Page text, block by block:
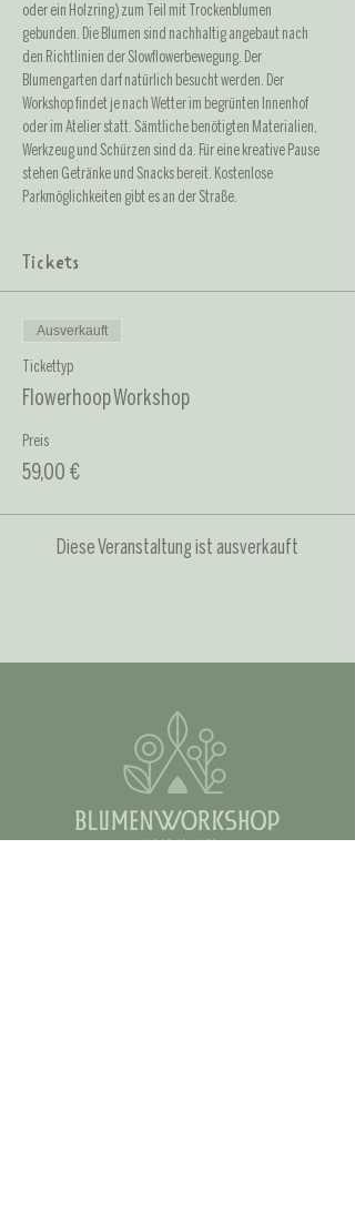
oder ein Holzring) zum Teil mit Trockenblumen
gebunden. Die Blumen sind nachhaltig angebaut nach
den Richtlinien der Slowflowerbewegung. Der
Blumengarten darf natürlich besucht werden. Der
Workshop findet je nach Wetter im begrünten Innenhof
oder im Atelier statt. Sämtliche benötigten Materialien,
Werkzeug und Schürzen sind da. Für eine kreative Pause
stehen Getränke und Snacks bereit. Kostenlose
Parkmöglichkeiten gibt es an der Straße.
Tickets
Ausverkauft
Tickettyp
Flowerhoop Workshop
Preis
59,00 €
Diese Veranstaltung ist ausverkauft